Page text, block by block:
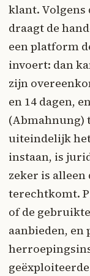
klant. Volgens
draagt de
een platform
invoert: dan
zijn
en 14 dagen,
(Abmahnung)
uiteindelijk
instaan, is
zeker is
terechtkomt.
of de
aanbieden, en